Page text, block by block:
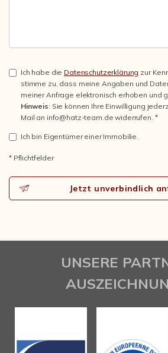
Ich habe die Datenschutzerklärung zur
stimme zu, dass meine Angaben und
meiner Anfrage elektronisch erhoben und
Hinweis: Sie können Ihre Einwilligung
Mail an info@hatz-team.de widerrufen. *
Ich bin Eigentümer einer Immobilie.
* Pflichtfelder
Jetzt unverbindlich
UNSERE